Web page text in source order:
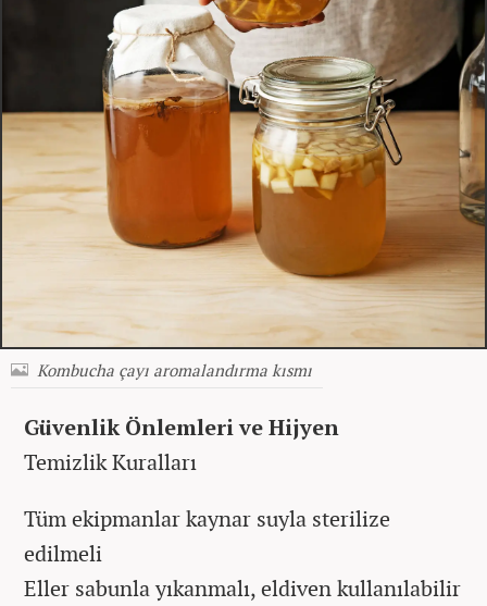
Kombucha çayı aromalandırma kısmı
Güvenlik Önlemleri ve Hijyen
Temizlik Kuralları
Tüm ekipmanlar kaynar suyla sterilize
edilmeli
Eller sabunla yıkanmalı, eldiven kullanılabilir